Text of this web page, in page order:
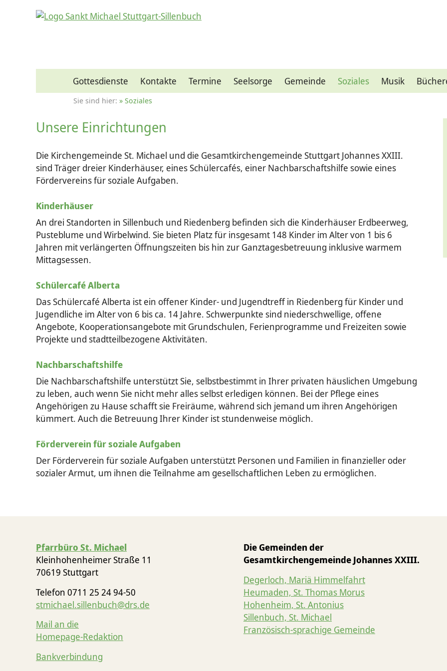
Gottesdienste Kontakte Termine Seelsorge Gemeinde Soziales Musik
Soziales
Unsere Einrichtungen
Die Kirchengemeinde St. Michael und die Gesamtkirchengemeinde Stuttgart Johannes XXIII.
sind Träger dreier Kinderhäuser, eines Schülercafés, einer Nachbarschaftshilfe sowie eines
Fördervereins für soziale Aufgaben.
Kinderhäuser
An drei Standorten in Sillenbuch und Riedenberg befinden sich die Kinderhäuser Erdbeerweg,
Pusteblume und Wirbelwind. Sie bieten Platz für insgesamt 148 Kinder im Alter von 1 bis 6
Jahren mit verlängerten Öffnungszeiten bis hin zur Ganztagesbetreuung inklusive warmem
Mittagsessen.
Schülercafé Alberta
Das Schülercafé Alberta ist ein offener Kinder- und Jugendtreff in Riedenberg für Kinder und
Jugendliche im Alter von 6 bis ca. 14 Jahre. Schwerpunkte sind niederschwellige, offene
Angebote, Kooperationsangebote mit Grundschulen, Ferienprogramme und Freizeiten sowie
Projekte und stadtteilbezogene Aktivitäten.
Nachbarschaftshilfe
Die Nachbarschaftshilfe unterstützt Sie, selbstbestimmt in Ihrer privaten häuslichen Umgebung
zu leben, auch wenn Sie nicht mehr alles selbst erledigen können. Bei der Pflege eines
Angehörigen zu Hause schafft sie Freiräume, während sich jemand um ihren Angehörigen
kümmert. Auch die Betreuung Ihrer Kinder ist stundenweise möglich.
Förderverein für soziale Aufgaben
Der Förderverein für soziale Aufgaben unterstützt Personen und Familien in finanzieller oder
sozialer Armut, um ihnen die Teilnahme am gesellschaftlichen Leben zu ermöglichen.
Pfarrbüro St. Michael
Kleinhohenheimer Straße 11
70619 Stuttgart
Telefon 0711 25 24 94-50
stmichael.sillenbuch@drs.de
Mail an die
Homepage-Redaktion
Bankverbindung
Die Gemeinden der
Gesamtkirchengemeinde Johannes XXIII.
Degerloch, Mariä Himmelfahrt
Heumaden, St. Thomas Morus
Hohenheim, St. Antonius
Sillenbuch, St. Michael
Französisch-sprachige Gemeinde